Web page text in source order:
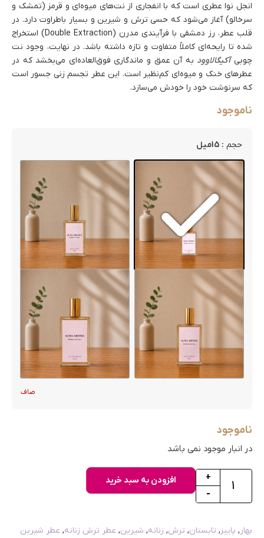
انجل نوا عطری است که با انفجاری از نت‌های میوه‌ای و قرمز (تمشک و
سرخالو) آغاز می‌شود که حسی ترش و شیرین و بسیار باطراوت دارد. در
قلب عطر، رز دمشقی با فرآیندی مدرن (Double Extraction) استخراج
شده تا رایحه‌ای کاملاً متفاوت و تازه داشته باشد. در نهایت، وجود نت
چوبیآکیگالاوود به آن عمق و ماندگاری فوق‌العاده‌ای می‌بخشد که در
عطرهای خنک و میوه‌ای کم‌نظیر است. این عطر تجسم زنی جسور است
که سرنوشت خود را خودش می‌سازد.
ناموجود
حجم : 15میل
صاف
ناموجود
در انبار موجود نمی باشد
-
+ افزودن به سبد خرید
بهار, پاییز, تابستان, ترش, زنانه, شیرین, عطر ترش زنانه, عطر شیرین